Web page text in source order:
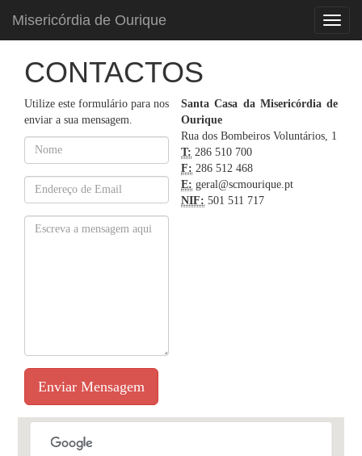
Menu
Misericórdia de Ourique
CONTACTOS
Utilize este formulário para nos
enviar a sua mensagem.
Enviar Mensagem
Santa Casa da Misericórdia de
Ourique
Rua dos Bombeiros Voluntários, 1
T: 286 510 700
F: 286 512 468
E: geral@scmourique.pt
NIF: 501 511 717